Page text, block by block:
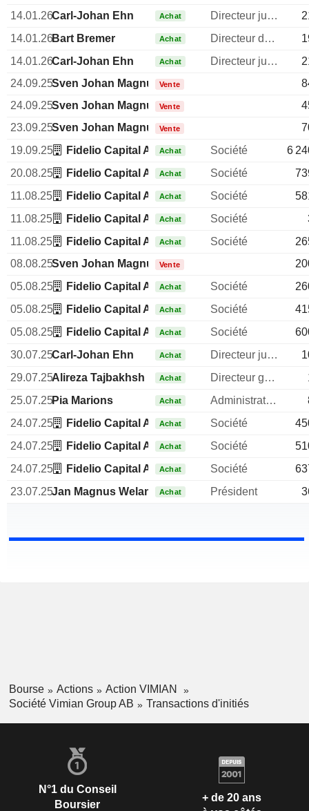
14.01.26Carl-Johan Ehn Achat Directeur juridique
14.01.26Bart Bremer Achat Directeur des ressources humaines
14.01.26Carl-Johan Ehn Achat Directeur juridique
24.09.25Sven Johan Magnus Kjellberg
Vente
24.09.25Sven Johan Magnus Kjellberg
Vente
23.09.25Sven Johan Magnus Kjellberg
Vente
19.09.25
Fidelio Capital AB Achat Société
6
20.08.25
Fidelio Capital AB Achat Société
11.08.25
Fidelio Capital AB Achat Société
11.08.25
Fidelio Capital AB Achat Société
11.08.25
Fidelio Capital AB Achat Société
08.08.25Sven Johan Magnus Kjellberg
Vente
05.08.25
Fidelio Capital AB Achat Société
05.08.25
Fidelio Capital AB Achat Société
05.08.25
Fidelio Capital AB Achat Société
30.07.25Carl-Johan Ehn Achat Directeur juridique
29.07.25Alireza Tajbakhsh Achat Directeur general
25.07.25Pia Marions Achat Administrateur
24.07.25
Fidelio Capital AB Achat Société
24.07.25
Fidelio Capital AB Achat Société
24.07.25
Fidelio Capital AB Achat Société
23.07.25Jan Magnus WelanderAchat Président
Bourse Actions
Action VIMIAN
Société Vimian Group AB
Transactions d'initiés
N°1 du Conseil
Boursier
+ de 20 ans